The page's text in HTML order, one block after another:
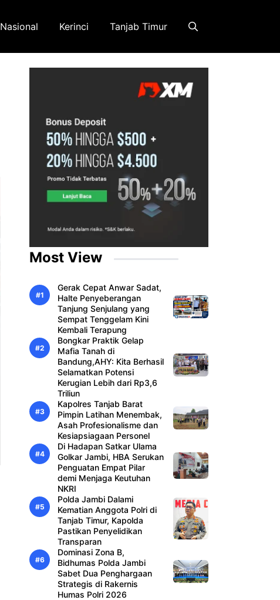
Nasional Kerinci Tanjab Timur
Most View
Gerak Cepat Anwar Sadat,
Halte Penyeberangan
Tanjung Senjulang yang
Sempat Tenggelam Kini
Kembali Terapung
Bongkar Praktik Gelap
Mafia Tanah di
Bandung,AHY: Kita Berhasil
Selamatkan Potensi
Kerugian Lebih dari Rp3,6
Triliun
Kapolres Tanjab Barat
Pimpin Latihan Menembak,
Asah Profesionalisme dan
Kesiapsiagaan Personel
Di Hadapan Satkar Ulama
Golkar Jambi, HBA Serukan
Penguatan Empat Pilar
demi Menjaga Keutuhan
NKRI
Polda Jambi Dalami
Kematian Anggota Polri di
Tanjab Timur, Kapolda
Pastikan Penyelidikan
Transparan
Dominasi Zona B,
Bidhumas Polda Jambi
Sabet Dua Penghargaan
Strategis di Rakernis
Humas Polri 2026